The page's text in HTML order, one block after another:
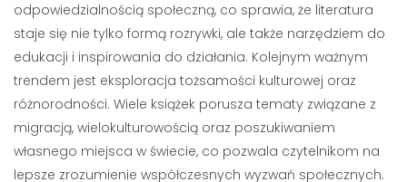
odpowiedzialnością społeczną, co sprawia, że literatura
staje się nie tylko formą rozrywki, ale także narzędziem do
edukacji i inspirowania do działania. Kolejnym ważnym
trendem jest eksploracja tożsamości kulturowej oraz
różnorodności. Wiele książek porusza tematy związane z
migracją, wielokulturowością oraz poszukiwaniem
własnego miejsca w świecie, co pozwala czytelnikom na
lepsze zrozumienie współczesnych wyzwań społecznych.